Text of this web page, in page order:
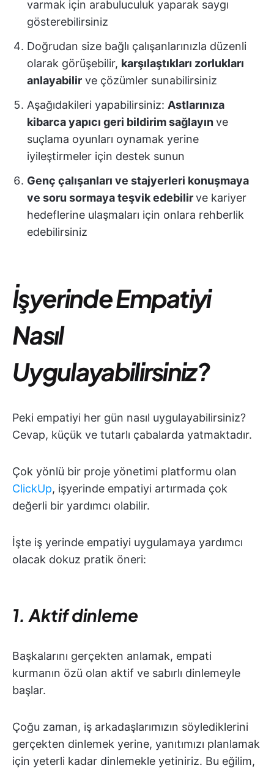
varmak için arabuluculuk yaparak saygı
gösterebilirsiniz
Doğrudan size bağlı çalışanlarınızla düzenli
olarak görüşebilir, karşılaştıkları zorlukları
anlayabilir ve çözümler sunabilirsiniz
Aşağıdakileri yapabilirsiniz: Astlarınıza
kibarca yapıcı geri bildirim sağlayınve
suçlama oyunları oynamak yerine
iyileştirmeler için destek sunun
Genç çalışanları ve stajyerleri konuşmaya
ve soru sormaya teşvik edebilirve kariyer
hedeflerine ulaşmaları için onlara rehberlik
edebilirsiniz
İşyerinde Empatiyi
Nasıl
Uygulayabilirsiniz?
Peki empatiyi her gün nasıl uygulayabilirsiniz?
Cevap, küçük ve tutarlı çabalarda yatmaktadır.
Çok yönlü bir proje yönetimi platformu olan
ClickUp, işyerinde empatiyi artırmada çok
değerli bir yardımcı olabilir.
İşte iş yerinde empatiyi uygulamaya yardımcı
olacak dokuz pratik öneri:
1. Aktif dinleme
Başkalarını gerçekten anlamak, empati
kurmanın özü olan aktif ve sabırlı dinlemeyle
başlar.
Çoğu zaman, iş arkadaşlarımızın söylediklerini
gerçekten dinlemek yerine, yanıtımızı planlamak
için yeterli kadar dinlemekle yetiniriz. Bu eğilim,